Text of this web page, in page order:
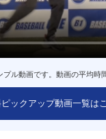
プル動画です。動画の平均時
ックアップ動画一覧は